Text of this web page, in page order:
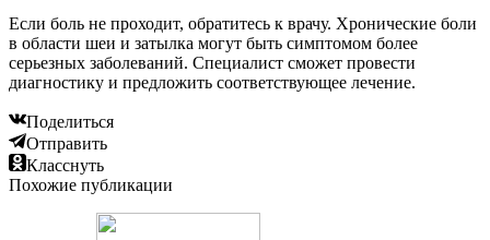
Если боль не проходит, обратитесь к врачу. Хронические боли
в области шеи и затылка могут быть симптомом более
серьезных заболеваний. Специалист сможет провести
диагностику и предложить соответствующее лечение.
Поделиться
Отправить
Класснуть
Похожие публикации